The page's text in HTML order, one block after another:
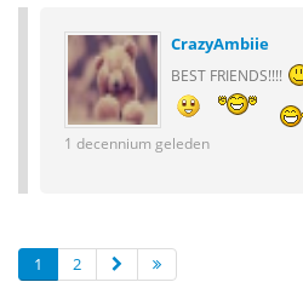
CrazyAmbiie
BEST FRIENDS!!!!
1 decennium geleden
1 2